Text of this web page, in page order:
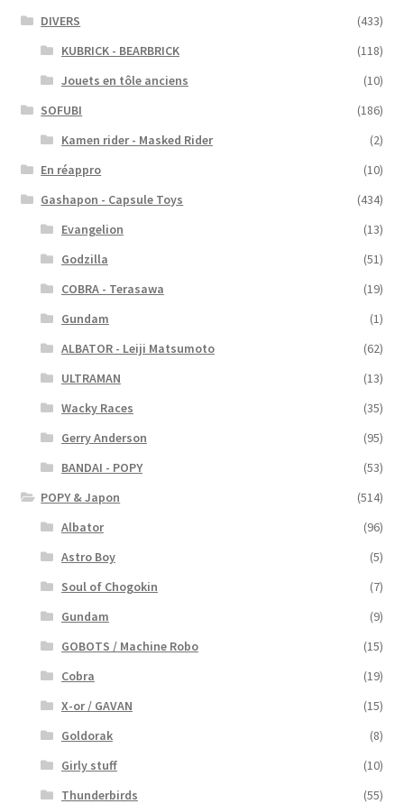
DIVERS
(433)
KUBRICK - BEARBRICK
(118)
Jouets en tôle anciens
(10)
SOFUBI
(186)
Kamen rider - Masked Rider
(2)
En réappro
(10)
Gashapon - Capsule Toys
(434)
Evangelion
(13)
Godzilla
(51)
COBRA - Terasawa
(19)
Gundam
(1)
ALBATOR - Leiji Matsumoto
(62)
ULTRAMAN
(13)
Wacky Races
(35)
Gerry Anderson
(95)
BANDAI - POPY
(53)
POPY & Japon
(514)
Albator
(96)
Astro Boy
(5)
Soul of Chogokin
(7)
Gundam
(9)
GOBOTS / Machine Robo
(15)
Cobra
(19)
X-or / GAVAN
(15)
Goldorak
(8)
Girly stuff
(10)
Thunderbirds
(55)